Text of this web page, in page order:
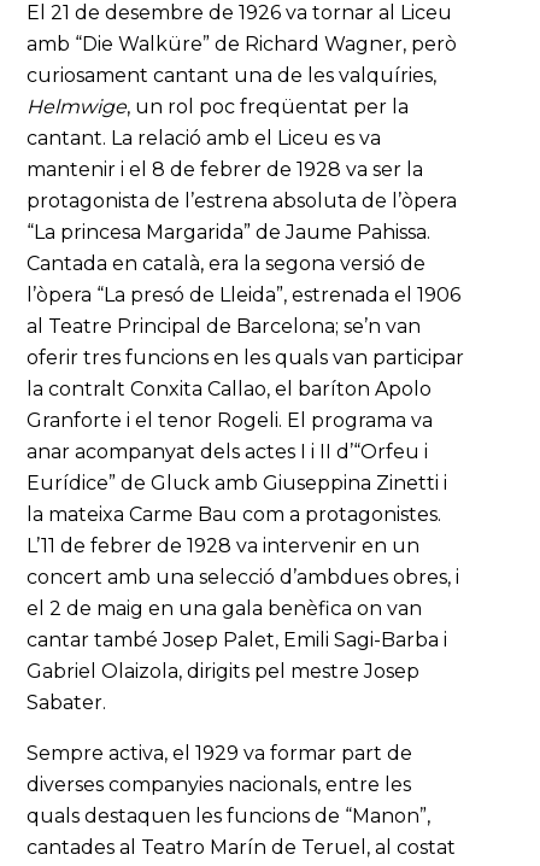
El 21 de desembre de 1926 va tornar al Liceu
amb “Die Walküre” de Richard Wagner, però
curiosament cantant una de les valquíries,
Helmwige, un rol poc freqüentat per la
cantant. La relació amb el Liceu es va
mantenir i el 8 de febrer de 1928 va ser la
protagonista de l’estrena absoluta de l’òpera
“La princesa Margarida” de Jaume Pahissa.
Cantada en català, era la segona versió de
l’òpera “La presó de Lleida”, estrenada el 1906
al Teatre Principal de Barcelona; se’n van
oferir tres funcions en les quals van participar
la contralt Conxita Callao, el baríton Apolo
Granforte i el tenor Rogeli. El programa va
anar acompanyat dels actes I i II d’“Orfeu i
Eurídice” de Gluck amb Giuseppina Zinetti i
la mateixa Carme Bau com a protagonistes.
L’11 de febrer de 1928 va intervenir en un
concert amb una selecció d’ambdues obres, i
el 2 de maig en una gala benèfica on van
cantar també Josep Palet, Emili Sagi-Barba i
Gabriel Olaizola, dirigits pel mestre Josep
Sabater.
Sempre activa, el 1929 va formar part de
diverses companyies nacionals, entre les
quals destaquen les funcions de “Manon”,
cantades al Teatro Marín de Teruel, al costat